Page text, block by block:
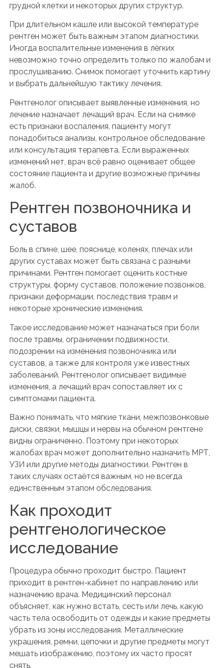
грудной клетки и некоторых других структур.
При длительном кашле или высокой температуре
рентген может быть важным этапом диагностики.
Иногда воспалительные изменения в лёгких
невозможно точно определить только по жалобам и
прослушиванию. Снимок помогает уточнить картину
и выбрать дальнейшую тактику лечения.
Рентгенолог описывает выявленные изменения, но
лечение назначает лечащий врач. Если на снимке
есть признаки воспаления, пациенту могут
понадобиться анализы, контрольное обследование
или консультация терапевта. Если выраженных
изменений нет, врач всё равно оценивает общее
состояние пациента и другие возможные причины
жалоб.
Рентген позвоночника и
суставов
Боль в спине, шее, пояснице, коленях, плечах или
других суставах может быть связана с разными
причинами. Рентген помогает оценить костные
структуры, форму суставов, положение позвонков,
признаки деформации, последствия травм и
некоторые хронические изменения.
Такое исследование может назначаться при боли
после травмы, ограничении подвижности,
подозрении на изменения позвоночника или
суставов, а также для контроля уже известных
заболеваний. Рентгенолог описывает видимые
изменения, а лечащий врач сопоставляет их с
симптомами пациента.
Важно понимать, что мягкие ткани, межпозвонковые
диски, связки, мышцы и нервы на обычном рентгене
видны ограниченно. Поэтому при некоторых
жалобах врач может дополнительно назначить МРТ,
УЗИ или другие методы диагностики. Рентген в
таких случаях остаётся важным, но не всегда
единственным этапом обследования.
Как проходит
рентгенологическое
исследование
Процедура обычно проходит быстро. Пациент
приходит в рентген-кабинет по направлению или
назначению врача. Медицинский персонал
объясняет, как нужно встать, сесть или лечь, какую
часть тела освободить от одежды и какие предметы
убрать из зоны исследования. Металлические
украшения, ремни, цепочки и другие предметы могут
мешать изображению, поэтому их часто просят
снять.